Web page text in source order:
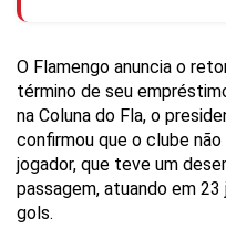
O Flamengo anuncia o
término de seu
na Coluna do Fla, o
confirmou que o clube
jogador, que teve um
passagem, atuando em
gols.